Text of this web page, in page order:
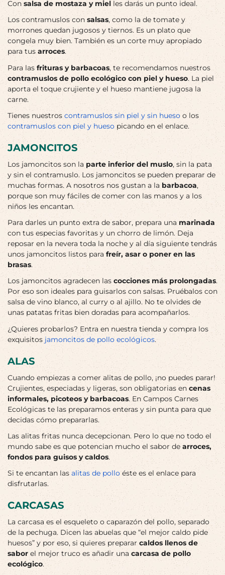
Consalsa de mostaza y miel les darás un punto ideal.
Los contramuslos con salsas, como la de tomate y
morrones quedan jugosos y tiernos. Es un plato que
congela muy bien. También es un corte muy apropiado
para tus arroces.
Para las frituras y barbacoas, te recomendamos nuestros
contramuslos de pollo ecológico con piel y hueso. La piel
aporta el toque crujiente y el hueso mantiene jugosa la
carne.
Tienes nuestros contramuslos sin piel y sin hueso o los
contramuslos con piel y hueso picando en el enlace.
JAMONCITOS
Los jamoncitos son la parte inferior del muslo, sin la pata
y sin el contramuslo. Los jamoncitos se pueden preparar de
muchas formas. A nosotros nos gustan a labarbacoa,
porque son muy fáciles de comer con las manos y a los
niños les encantan.
Para darles un punto extra de sabor, prepara unamarinada
con tus especias favoritas y un chorro de limón. Deja
reposar en la nevera toda la noche y al día siguiente tendrás
unos jamoncitos listos para freír, asar o poner en las
brasas.
Los jamoncitos agradecen las cocciones más prolongadas.
Por eso son ideales para guisarlos con salsas. Pruébalos con
salsa de vino blanco, al curry o al ajillo. No te olvides de
unas patatas fritas bien doradas para acompañarlos.
¿Quieres probarlos? Entra en nuestra tienda y compra los
exquisitos jamoncitos de pollo ecológicos.
ALAS
Cuando empiezas a comer alitas de pollo, ¡no puedes parar!
Crujientes, especiadas y ligeras, son obligatorias en cenas
informales, picoteos y barbacoas. En Campos Carnes
Ecológicas te las preparamos enteras y sin punta para que
decidas cómo prepararlas.
Las alitas fritas nunca decepcionan. Pero lo que no todo el
mundo sabe es que potencian mucho el sabor de arroces,
fondos para guisos y caldos.
Si te encantan lasalitas de polloéste es el enlace para
disfrutarlas.
CARCASAS
La carcasa es el esqueleto o caparazón del pollo, separado
de la pechuga. Dicen las abuelas que “el mejor caldo pide
huesos” y por eso, si quieres preparar caldos llenos de
sabor el mejor truco es añadir una carcasa de pollo
ecológico.